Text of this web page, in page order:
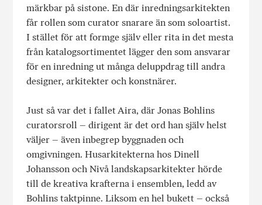
märkbar på sistone. En där inredningsarkitekten
får rollen som curator snarare än som soloartist.
I stället för att formge själv eller rita in det mesta
från katalogsortimentet lägger den som ansvarar
för en inredning ut många deluppdrag till andra
designer, arkitekter och konstnärer.
Just så var det i fallet Aira, där Jonas Bohlins
curatorsroll – dirigent är det ord han själv helst
väljer – även inbegrep byggnaden och
omgivningen. Husarkitekterna hos Dinell
Johansson och Nivå landskapsarkitekter hörde
till de kreativa krafterna i ensemblen, ledd av
Bohlins taktpinne. Liksom en hel bukett – också